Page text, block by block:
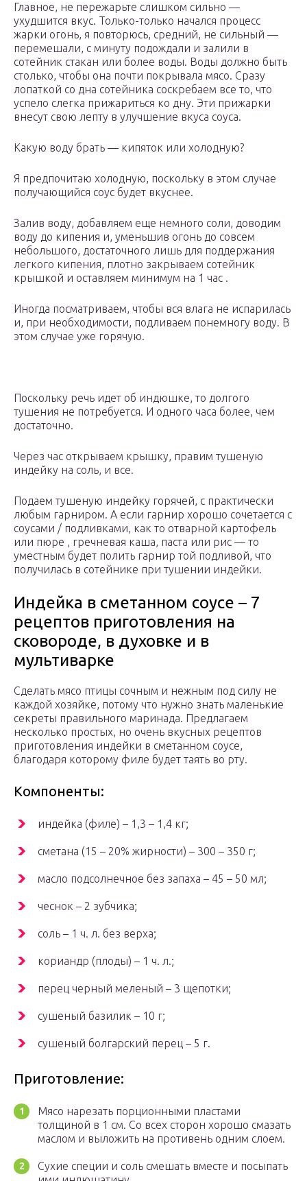
Главное, не пережарьте слишком сильно —
ухудшится вкус. Только-только начался процесс
жарки огонь, я повторюсь, средний, не сильный —
перемешали, с минуту подождали и залили в
сотейник стакан или более воды. Воды должно быть
столько, чтобы она почти покрывала мясо. Сразу
лопаткой со дна сотейника соскребаем все то, что
успело слегка прижариться ко дну. Эти прижарки
внесут свою лепту в улучшение вкуса соуса.
Какую воду брать — кипяток или холодную?
Я предпочитаю холодную, поскольку в этом случае
получающийся соус будет вкуснее.
Залив воду, добавляем еще немного соли, доводим
воду до кипения и, уменьшив огонь до совсем
небольшого, достаточного лишь для поддержания
легкого кипения, плотно закрываем сотейник
крышкой и оставляем минимум на 1 час .
Иногда посматриваем, чтобы вся влага не испарилась
и, при необходимости, подливаем понемногу воду. В
этом случае уже горячую.
Поскольку речь идет об индюшке, то долгого
тушения не потребуется. И одного часа более, чем
достаточно.
Через час открываем крышку, правим тушеную
индейку на соль, и все.
Подаем тушеную индейку горячей, с практически
любым гарниром. А если гарнир хорошо сочетается с
соусами / подливками, как то отварной картофель
или пюре , гречневая каша, паста или рис — то
уместным будет полить гарнир той подливой, что
получилась в сотейнике при тушении индейки.
Индейка в сметанном соусе – 7
рецептов приготовления на
сковороде, в духовке и в
мультиварке
Сделать мясо птицы сочным и нежным под силу не
каждой хозяйке, потому что нужно знать маленькие
секреты правильного маринада. Предлагаем
несколько простых, но очень вкусных рецептов
приготовления индейки в сметанном соусе,
благодаря которому филе будет таять во рту.
Компоненты:
индейка (филе) – 1,3 – 1,4 кг;
сметана (15 – 20% жирности) – 300 – 350 г;
масло подсолнечное без запаха – 45 – 50 мл;
чеснок – 2 зубчика;
соль – 1 ч. л. без верха;
кориандр (плоды) – 1 ч. л.;
перец черный меленый – 3 щепотки;
сушеный базилик – 10 г;
сушеный болгарский перец – 5 г.
Приготовление:
Мясо нарезать порционными пластами
толщиной в 1 см. Со всех сторон хорошо смазать
маслом и выложить на противень одним слоем.
Сухие специи и соль смешать вместе и посыпать